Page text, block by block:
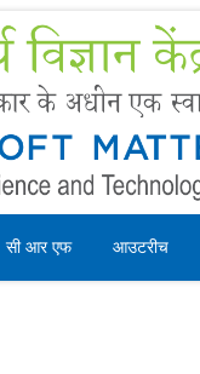
सी आर एफ आउटरीच